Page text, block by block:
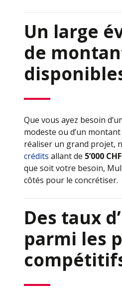
Un large
de
Que vous ayez besoin
modeste ou d’un
réaliser un grand projet,
crédits allant de 5’000 CHF
que soit votre besoin,
côtés pour le concrétiser.
Des taux
parmi les